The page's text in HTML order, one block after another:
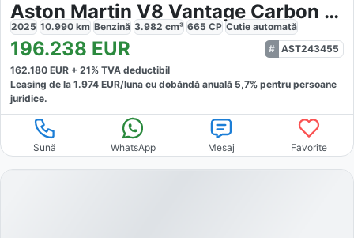
Aston Martin V8 Vantage Carbon Fibre Performance Seat
2025 10.990 km Benzină 3.982 cm³ 665 CP Cutie automată
196.238 EUR
AST243455
162.180 EUR + 21% TVA deductibil
Leasing de la 1.974 EUR/luna cu dobăndă anuală 5,7% pentru persoane
juridice.
Sună WhatsApp Mesaj Favorite